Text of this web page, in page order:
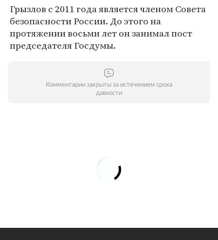
Грызлов с 2011 года является членом Совета
безопасности России. До этого на
протяжении восьми лет он занимал пост
председателя Госдумы.
Комментарии закрыты за истечением срока
давности